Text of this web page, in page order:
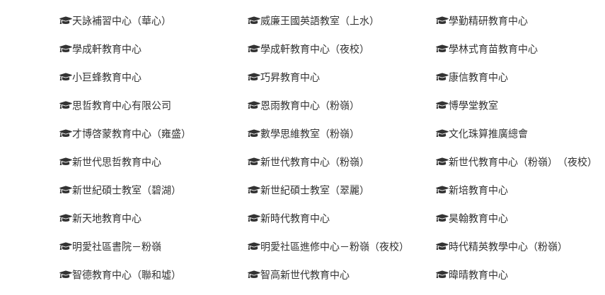
天詠補習中心（華心） 威廉王國英語教室（上水） 學勤精研教育中心
學成軒教育中心 學成軒教育中心（夜校） 學林式育苗教育中心
小巨蜂教育中心 巧昇教育中心 康信教育中心
思哲教育中心有限公司 恩雨教育中心（粉嶺） 愽學堂教室
才博啓蒙教育中心（雍盛） 數學思維教室（粉嶺） 文化珠算推廣總會
新世代思哲教育中心 新世代教育中心（粉嶺） 新世代教育中心（粉嶺）（夜校）
新世紀碩士教室（碧湖） 新世紀碩士教室（翠麗） 新培教育中心
新天地教育中心 新時代教育中心 昊翰教育中心
明愛社區書院－粉嶺 明愛社區進修中心－粉嶺（夜校） 時代精英教學中心（粉嶺）
智德教育中心（聯和墟） 智高新世代教育中心 暐晴教育中心